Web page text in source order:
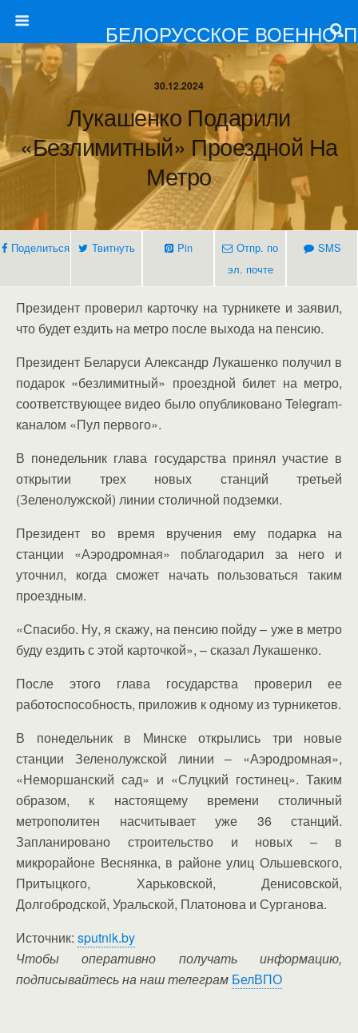
БЕЛОРУССКОЕ ВОЕННО-
30.12.2024
Лукашенко Подарили
«безлимитный» Проездной На
Метро
Поделиться Твитнуть Pin
Отпр. по
эл. почте
SMS
Президент проверил карточку на турникете и заявил,
что будет ездить на метро после выхода на пенсию.
Президент Беларуси Александр Лукашенко получил в
подарок «безлимитный» проездной билет на метро,
соответствующее видео было опубликовано Telegram-
каналом «Пул первого».
В понедельник глава государства принял участие в
открытии трех новых станций третьей
(Зеленолужской) линии столичной подземки.
Президент во время вручения ему подарка на
станции «Аэродромная» поблагодарил за него и
уточнил, когда сможет начать пользоваться таким
проездным.
«Спасибо. Ну, я скажу, на пенсию пойду – уже в метро
буду ездить с этой карточкой», – сказал Лукашенко.
После этого глава государства проверил ее
работоспособность, приложив к одному из турникетов.
В понедельник в Минске открылись три новые
станции Зеленолужской линии – «Аэродромная»,
«Неморшанский сад» и «Слуцкий гостинец». Таким
образом, к настоящему времени столичный
метрополитен насчитывает уже 36 станций.
Запланировано строительство и новых – в
микрорайоне Веснянка, в районе улиц Ольшевского,
Притыцкого, Харьковской, Денисовской,
Долгобродской, Уральской, Платонова и Сурганова.
Источник: sputnik.by
Чтобы оперативно получать информацию,
подписывайтесь на наш телеграм БелВПО